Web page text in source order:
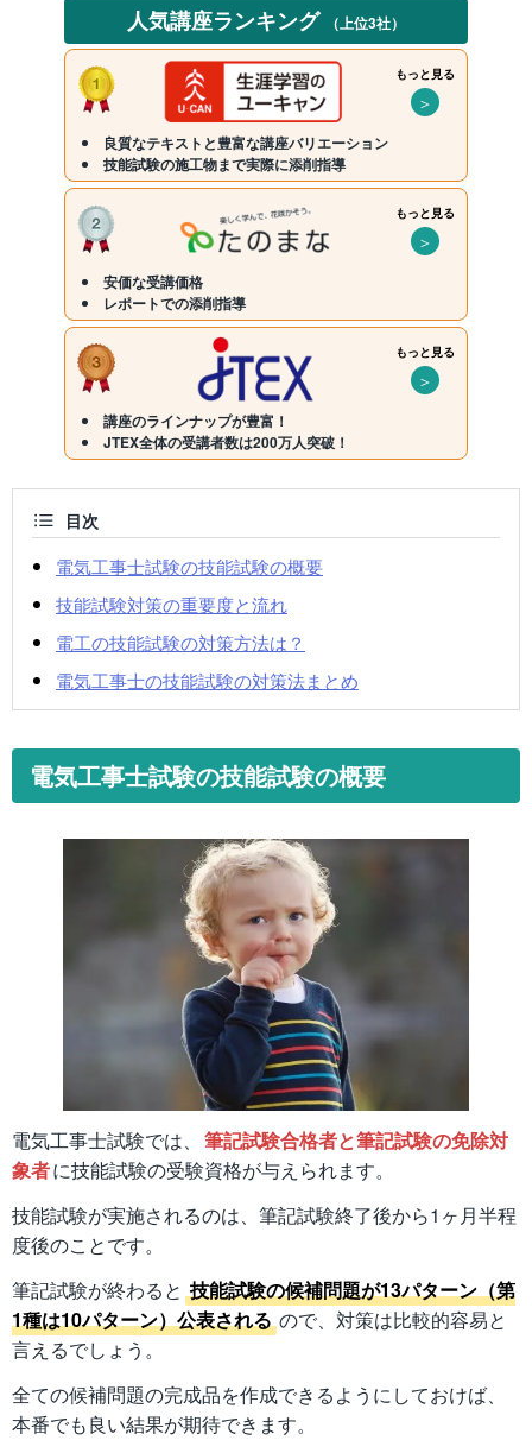
人気講座ランキング （上位3社）
もっと見る
＞
良質なテキストと豊富な講座バリエーション
技能試験の施工物まで実際に添削指導
もっと見る
＞
安価な受講価格
レポートでの添削指導
もっと見る
＞
講座のラインナップが豊富！
JTEX全体の受講者数は200万人突破！
目次
電気工事士試験の技能試験の概要
技能試験対策の重要度と流れ
電工の技能試験の対策方法は？
電気工事士の技能試験の対策法まとめ
電気工事士試験の技能試験の概要
電気工事士試験では、 筆記試験合格者と筆記試験の免除対
象者に技能試験の受験資格が与えられます。
技能試験が実施されるのは、筆記試験終了後から1ヶ月半程
度後のことです。
筆記試験が終わると 技能試験の候補問題が13パターン（第
1種は10パターン）公表される ので、対策は比較的容易と
言えるでしょう。
全ての候補問題の完成品を作成できるようにしておけば、
本番でも良い結果が期待できます。